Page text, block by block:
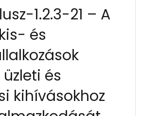
1.2.3-21 – A
és
és
kihívásokhoz